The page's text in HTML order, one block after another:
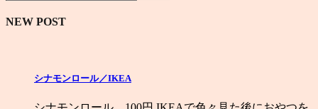
NEW POST
シナモンロール／IKEA